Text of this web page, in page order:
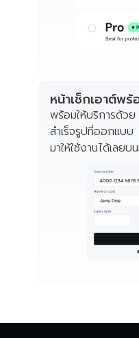
หน้าเช็กเอาต์พร้
พร้อมให้บริการด้วย
สำเร็จรูปที่ออกแบบ
มาให้ใช้งานได้เลย